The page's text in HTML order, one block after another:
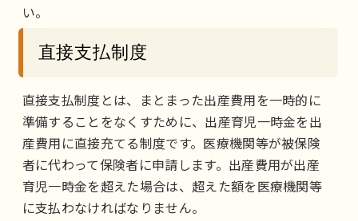
い。
直接支払制度
直接支払制度とは、まとまった出産費用を一時的に
準備することをなくすために、出産育児一時金を出
産費用に直接充てる制度です。医療機関等が被保険
者に代わって保険者に申請します。出産費用が出産
育児一時金を超えた場合は、超えた額を医療機関等
に支払わなければなりません。